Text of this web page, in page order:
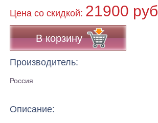
Цена co скидкой: 21900 руб
В корзину
Производитель:
Россия
Описание: